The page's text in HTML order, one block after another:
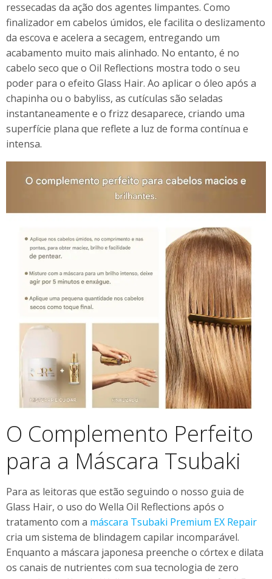
ressecadas da ação dos agentes limpantes. Como
finalizador em cabelos úmidos, ele facilita o deslizamento
da escova e acelera a secagem, entregando um
acabamento muito mais alinhado. No entanto, é no
cabelo seco que o Oil Reflections mostra todo o seu
poder para o efeito Glass Hair. Ao aplicar o óleo após a
chapinha ou o babyliss, as cutículas são seladas
instantaneamente e o frizz desaparece, criando uma
superfície plana que reflete a luz de forma contínua e
intensa.
O Complemento Perfeito
para a Máscara Tsubaki
Para as leitoras que estão seguindo o nosso guia de
Glass Hair, o uso do Wella Oil Reflections após o
tratamento com a máscara Tsubaki Premium EX Repair
cria um sistema de blindagem capilar incomparável.
Enquanto a máscara japonesa preenche o córtex e dilata
os canais de nutrientes com sua tecnologia de zero